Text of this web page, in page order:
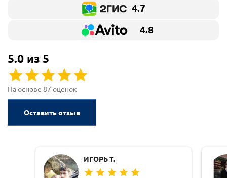
4.7
4.8
5.0 из 5
На основе 87 оценок
Оставить отзыв
ИГОРЬ Т.